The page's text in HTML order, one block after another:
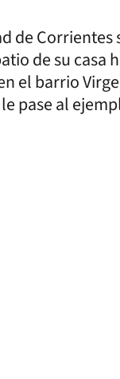
de
de su casa
el barrio
pase al